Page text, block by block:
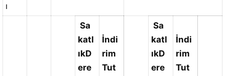
ı
Sa
katl
ıkD
ere
İndi
rim
Tut
Sa
katl
ıkD
ere
İndi
rim
Tut